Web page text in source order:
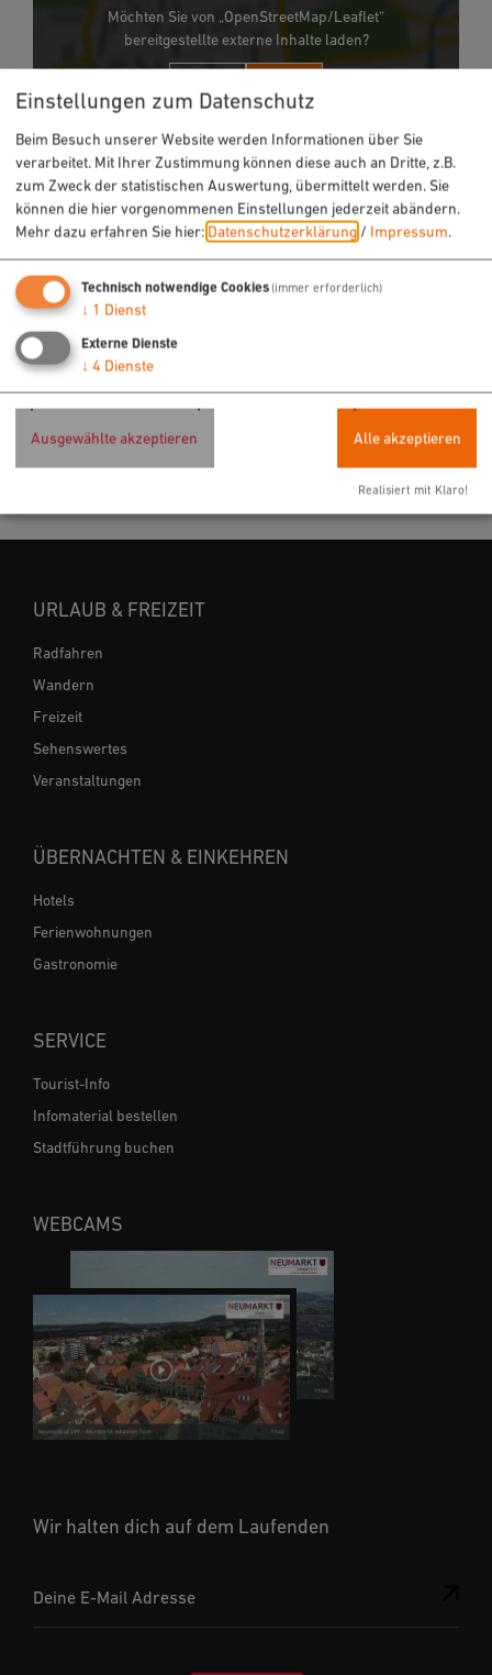
Möchten Sie von „OpenStreetMap/Leaflet“
bereitgestellte externe Inhalte laden?
Lounge & Restaurant W3
Ingolstädter Straße 16
92318 Neumarkt
Wir halten dich auf dem Laufenden
Deine E-Mail Adresse
URLAUB & FREIZEIT
Radfahren
Wandern
Freizeit
Sehenswertes
Veranstaltungen
ÜBERNACHTEN & EINKEHREN
Hotels
Ferienwohnungen
Gastronomie
SERVICE
Tourist-Info
Infomaterial bestellen
Stadtführung buchen
WEBCAMS
Einstellungen zum Datenschutz
Beim Besuch unserer Website werden Informationen über Sie
verarbeitet. Mit Ihrer Zustimmung können diese auch an Dritte, z.B.
zum Zweck der statistischen Auswertung, übermittelt werden. Sie
können die hier vorgenommenen Einstellungen jederzeit abändern.
Mehr dazu erfahren Sie hier:Datenschutzerklärung / Impressum.
Technisch notwendige Cookies(immer erforderlich)
↓ 1 Dienst
Externe Dienste
↓ 4 Dienste
Ausgewählte akzeptieren Alle akzeptieren
Realisiert mit Klaro!